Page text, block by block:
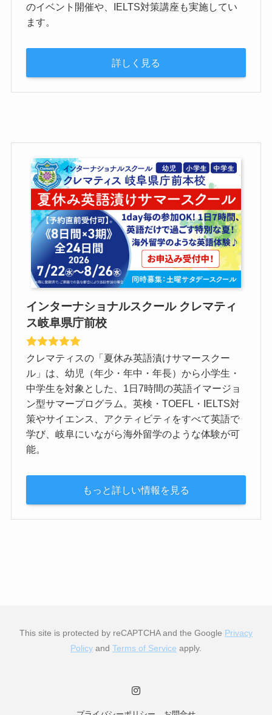
のイベント開催や、IELTS対策講座も実施してい
ます。
詳しく見る
インターナショナルスクール クレマティ
ス岐阜県庁前校
クレマティスの「夏休み英語漬けサマースクー
ル」は、幼児（年少・年中・年長）から小学生・
中学生を対象とした、1日7時間の英語イマージョ
ン型サマープログラム。英検・TOEFL・IELTS対
策やサイエンス、アクティビティをすべて英語で
学び、岐阜にいながら海外留学のような体験が可
能。
もっと詳しい情報を見る
This site is protected by reCAPTCHA and the Google Privacy
Policy and Terms of Service apply.